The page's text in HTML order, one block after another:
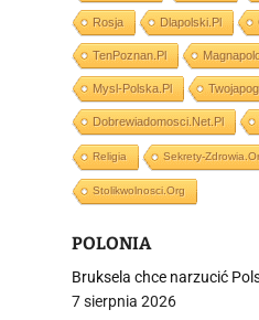
Rosja Dlapolski.pl
TenPoznan.pl
Mysl-Polska.pl
Dobrewiadomosci.net.pl
Religia Sekrety-
Stolikwolnosci.org
POLONIA
Bruksela chce narzucić
7 sierpnia 2026